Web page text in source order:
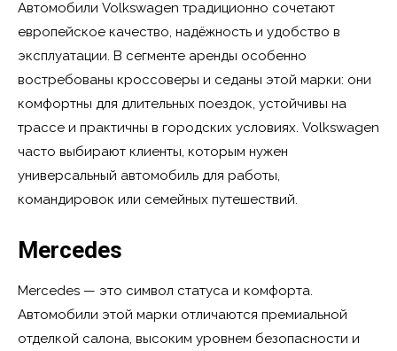
Автомобили Volkswagen традиционно сочетают
европейское качество, надёжность и удобство в
эксплуатации. В сегменте аренды особенно
востребованы кроссоверы и седаны этой марки: они
комфортны для длительных поездок, устойчивы на
трассе и практичны в городских условиях. Volkswagen
часто выбирают клиенты, которым нужен
универсальный автомобиль для работы,
командировок или семейных путешествий.
Mercedes
Mercedes — это символ статуса и комфорта.
Автомобили этой марки отличаются премиальной
отделкой салона, высоким уровнем безопасности и